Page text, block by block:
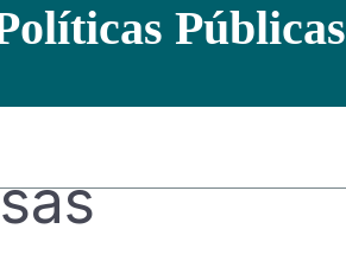
Públicas